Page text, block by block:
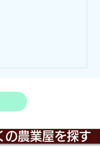
よる判別方法！
の農業屋を探す